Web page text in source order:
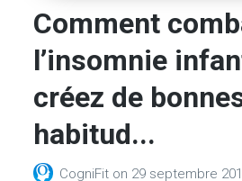
Comment
l’insomnie
créez de
habitud...
CogniFit on 29 septembre